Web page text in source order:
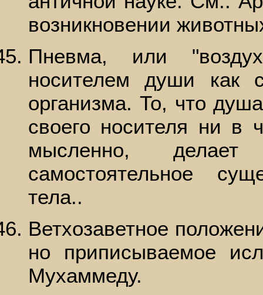
возникновении
Пневма, или
носителем души как
организма. То, что
своего носителя ни в
мысленно,
самостоятельное
тела..
Ветхозаветное
но приписываемое
Мухаммеду.